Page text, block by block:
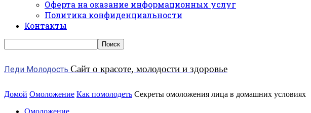
Оферта на оказание информационных услуг
Политика конфиденциальности
Контакты
Леди Молодость Сайт о красоте, молодости и здоровье
Домой Омоложение Как помолодеть Секреты омоложения лица в домашних условиях
Омоложение